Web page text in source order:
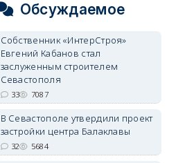
Обсуждаемое
Собственник «ИнтерСтроя»
Евгений Кабанов стал
заслуженным строителем
Севастополя
33 7087
В Севастополе утвердили проект
застройки центра Балаклавы
32 5684